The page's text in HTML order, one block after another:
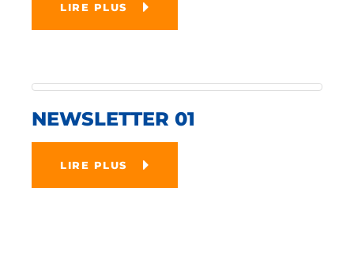
LIRE PLUS
NEWSLETTER 01
LIRE PLUS